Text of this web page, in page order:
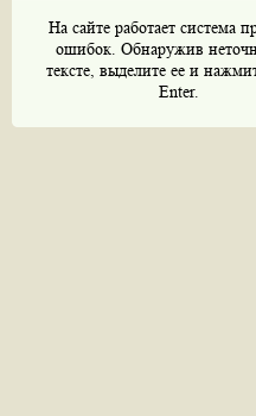
На сайте работает система
ошибок. Обнаружив
тексте, выделите ее и
Enter.